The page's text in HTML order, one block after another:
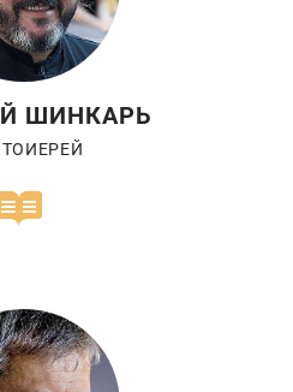
ШИНКАРЬ